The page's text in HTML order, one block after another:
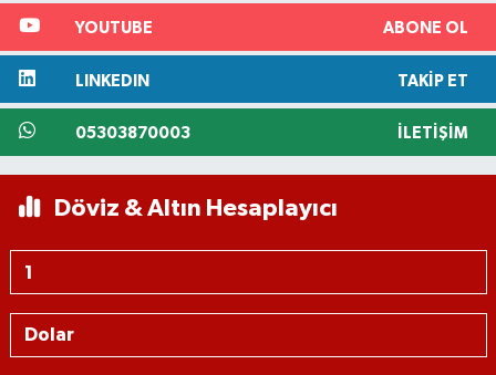
YOUTUBE ABONE OL
LINKEDIN TAKIP ET
05303870003 İLETIŞIM
Döviz & Altın Hesaplayıcı